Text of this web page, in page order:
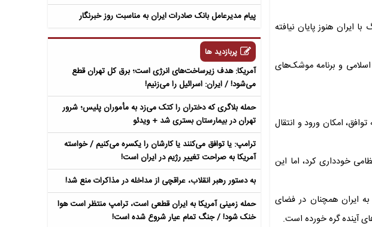
ایران هنوز پایان نیافته
و برنامه موشک‌های
امکان ورود و انتقال
خودداری کرد، اما این
ایران همچنان در فضای
آینده گره خورده است.
پیام مدیرعامل بانک صادرات ایران به مناسبت روز خبرنگار
پربازدید ها
آمریکا: هدف زیرساخت‌های انرژی است؛ برق کل تهران قطع
می‌شود! / ایران: اسرائیل را می‌زنیم!
حمله بلاگری که دختران را کتک می‌زد به مأموران پلیس؛ شرور
تهران در بیمارستان بستری شد + ویدئو
ترامپ: یا توافق می‌کنند یا کارشان را یکسره می‌کنیم / خواسته
آمریکا به صراحت تغییر رژیم در ایران است!
به دستور رهبر انقلاب، عراقچی از مداخله در مذاکرات منع شد!
حمله زمینی آمریکا به ایران قطعی است، ترامپ منتظر است هوا
خنک شود! / جنگ تمام عیار شروع شده است!